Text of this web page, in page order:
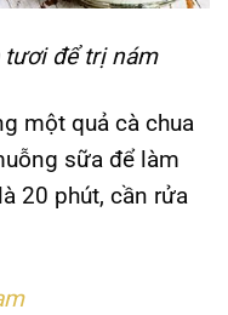
tươi để trị nám
một quả cà chua
sữa để làm
20 phút, cần rửa